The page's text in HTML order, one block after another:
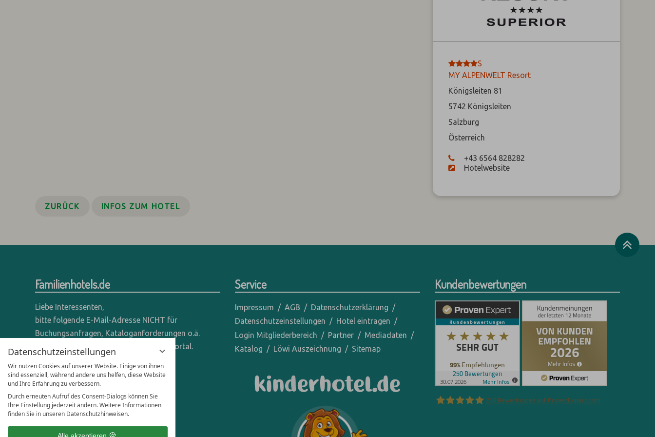
Datenschutzeinstellungen
Wir nutzen Cookies auf unserer Website. Einige von ihnen
sind essenziell, während andere uns helfen, diese Website
und Ihre Erfahrung zu verbessern.
Durch erneuten Aufruf des Consent-Dialogs können Sie
Ihre Einstellung jederzeit ändern. Weitere Informationen
finden Sie in unseren Datenschutzhinweisen.
Alle akzeptieren
****
S
MY ALPENWELT Resort
Königsleiten 81
5742 Königsleiten
Salzburg
Österreich
+43 6564 828282
Hotelwebsite
ZURÜCK INFOS ZUM HOTEL
Familienhotels.de
Liebe Interessenten,
bitte folgende E-Mail-Adresse NICHT für
Buchungsanfragen, Kataloganforderungen o.ä.
verwenden - wir sind ein reines Online-Portal.
Anfragen dieser Art bitte direkt an die
entsprechenden Hotels senden.
Anfragen für Hoteliers & Agenturen:
office@familienhotels.de
Service
Impressum AGB
Datenschutzerklärung
Datenschutzeinstellungen
Hotel eintragen
Login Mitgliederbereich
Partner
Mediadaten
Katalog
Löwi Auszeichnung Sitemap
Kundenbewertungen
250 Bewertungen auf ProvenExpert.com